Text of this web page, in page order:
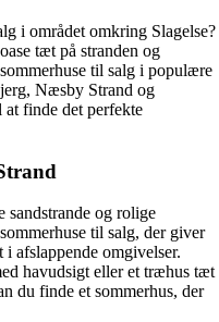
i området omkring Slagelse?
tæt på stranden og
til salg i populære
Næsby Strand og
finde det perfekte
sandstrande og rolige
til salg, der giver
afslappende omgivelser.
havudsigt eller et træhus tæt
du finde et sommerhus, der